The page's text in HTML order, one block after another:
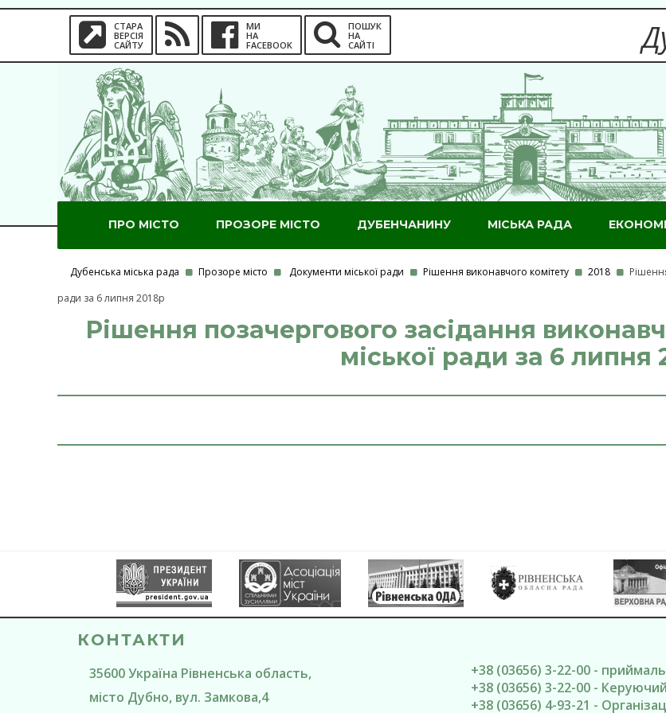
СТАРА
ВЕРСІЯ
САЙТУ
МИ
НА
FACEBOOK
ПОШУК
НА
САЙТІ
ПРО МІСТО ПРОЗОРЕ МІСТО ДУБЕНЧАНИНУ МІСЬКА РАДА
Дубенська міська рада Прозоре місто Документи міської ради Рішення виконавчого комітету 2018
ради за 6 липня 2018р
Рішення позачергового засідання
міської ради за 6 липня
КОНТАКТИ
35600Україна Рівненська область,
місто Дубно, вул. Замкова,4
+38 (03656) 3-22-00 -
+38 (03656) 3-22-00 -
+38 (03656) 4-93-21 -